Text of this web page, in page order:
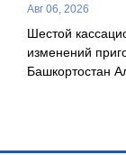
Авг 06, 2026
Шестой
изменений
Башкортостан